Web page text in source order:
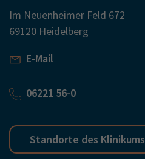
Im Neuenheimer Feld 672
69120 Heidelberg
E-Mail
06221 56-0
Standorte des Klinikums